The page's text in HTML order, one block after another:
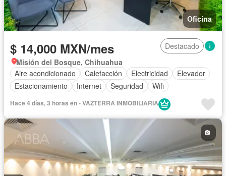
Oficina
$ 14,000 MXN/mes
Destacado
Misión del Bosque, Chihuahua
Aire acondicionado
Calefacción Electricidad
Elevador
Estacionamiento
Internet Seguridad Wifi
Hace 4 días, 3 horas en - VAZTERRA INMOBILIARIA